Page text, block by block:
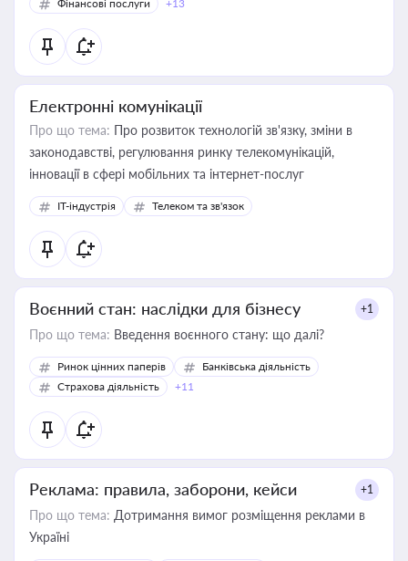
Фінансові послуги
+13
Електронні комунікації
Про що тема: Про розвиток технологій зв'язку, зміни в
законодавстві, регулювання ринку телекомунікацій,
інновації в сфері мобільних та інтернет-послуг
IT-індустрія Телеком та зв'язок
Воєнний стан: наслідки для бізнесу +1
Про що тема: Введення воєнного стану: що далі?
Ринок цінних паперів
Банківська діяльність
Страхова діяльність
+11
Реклама: правила, заборони, кейси +1
Про що тема: Дотримання вимог розміщення реклами в
Україні